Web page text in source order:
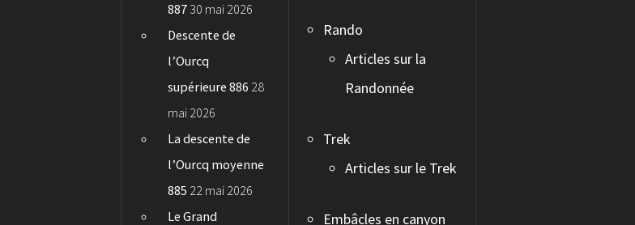
887 30 mai 2026
Descente de
l’Ourcq
supérieure 886 28
mai 2026
La descente de
l’Ourcq moyenne
885 22 mai 2026
Le Grand
Rando
Articles sur la
Randonnée
Trek
Articles sur le Trek
Embâcles en canyon